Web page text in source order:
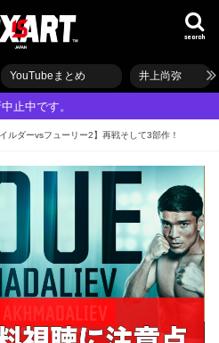
search
YouTubeまとめ 井上尚弥
止中です。
イルダーvsフューリー2】再戦そして3部作！